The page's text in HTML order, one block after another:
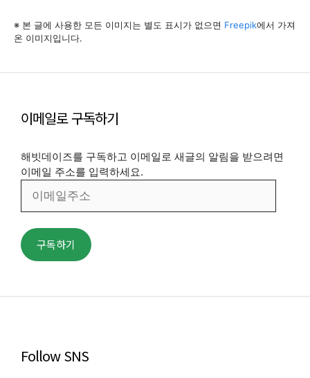
※ 본 글에 사용한 모든 이미지는 별도 표시가 없으면 Freepik에서 가져
온 이미지입니다.
이메일로 구독하기
해빗데이즈를 구독하고 이메일로 새글의 알림을 받으려면
이메일 주소를 입력하세요.
주
소
구독하기
Follow SNS